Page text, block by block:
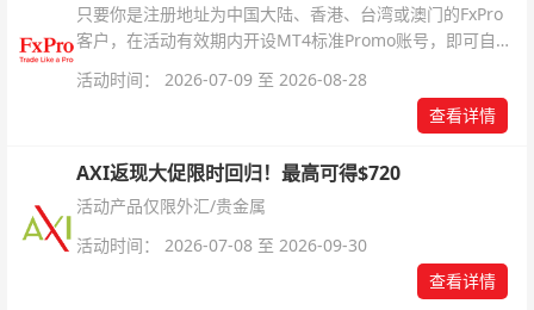
只要你是注册地址为中国大陆、香港、台湾或澳门的FxPro
客户，在活动有效期内开设MT4标准Promo账号，即可自动
活动时间： 2026-07-09 至 2026-08-28
查看详情
AXI返现大促限时回归！最高可得$720
活动产品仅限外汇/贵金属
活动时间： 2026-07-08 至 2026-09-30
查看详情